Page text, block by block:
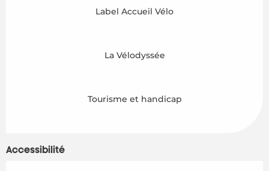
Label Accueil Vélo
La Vélodyssée
Tourisme et handicap
Accessibilité